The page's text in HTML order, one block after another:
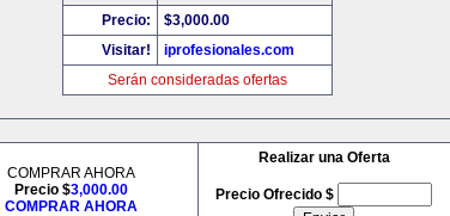
Precio:
$3,000.00
Visitar!
iprofesionales.com
Serán consideradas ofertas
COMPRAR AHORA
Precio $3,000.00
COMPRAR AHORA
Realizar una Oferta
Precio Ofrecido $